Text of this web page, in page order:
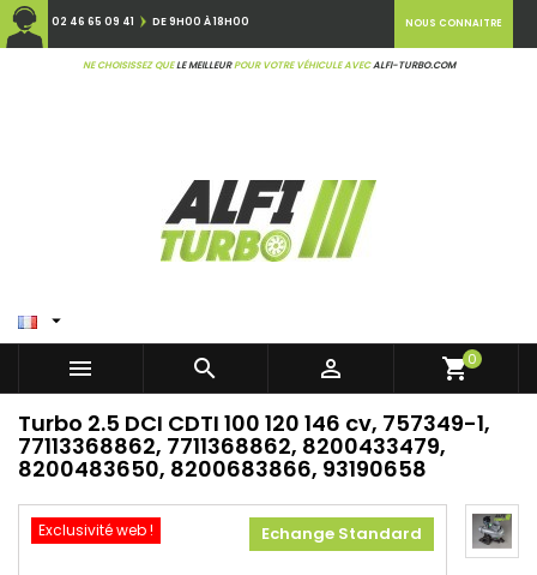
02 46 65 09 41 DE 9H00 À 18H00
NE CHOISISSEZ QUELE MEILLEURPOUR VOTRE VÉHICULE AVECALFI-TURBO.COM
NOUS CONNAITRE

   shopping_cart0
Turbo 2.5 DCI CDTI 100 120 146 cv, 757349-1,
77113368862, 7711368862, 8200433479,
8200483650, 8200683866, 93190658
Exclusivité web ! Echange Standard